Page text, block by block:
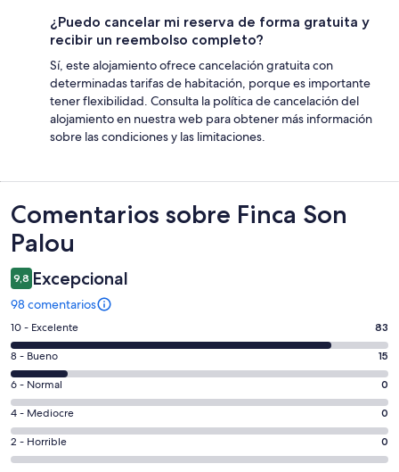
¿Puedo cancelar mi reserva de forma gratuita y
recibir un reembolso completo?
Sí, este alojamiento ofrece cancelación gratuita con
determinadas tarifas de habitación, porque es importante
tener flexibilidad. Consulta la política de cancelación del
alojamiento en nuestra web para obtener más información
sobre las condiciones y las limitaciones.
Comentarios
Comentarios sobre Finca Son
Palou
9,8 Excepcional
98 comentarios
83
comentarios
de
un
total
de
98
con
10 - Excelente 83
15
comentarios
de
un
total
de
8 - Bueno 15
0
comentarios
de
un
total
6 - Normal 0
0
comentarios
de
4 - Mediocre 0
0
comentarios
2 - Horrible 0